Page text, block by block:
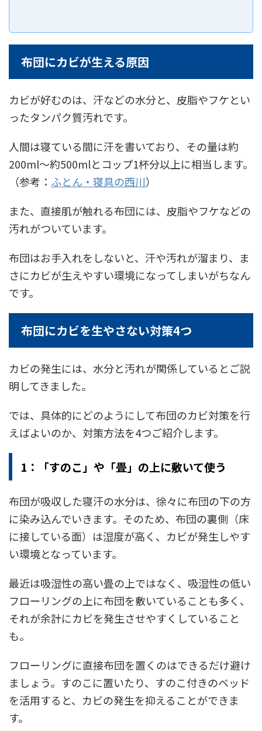
布団にカビが生える原因
カビが好むのは、汗などの水分と、皮脂やフケとい
ったタンパク質汚れです。
人間は寝ている間に汗を書いており、その量は約
200ml〜約500mlとコップ1杯分以上に相当します。
（参考： ふとん・寝具の西川）
また、直接肌が触れる布団には、皮脂やフケなどの
汚れがついています。
布団はお手入れをしないと、汗や汚れが溜まり、ま
さにカビが生えやすい環境になってしまいがちなん
です。
布団にカビを生やさない対策4つ
カビの発生には、水分と汚れが関係しているとご説
明してきました。
では、具体的にどのようにして布団のカビ対策を行
えばよいのか、対策方法を4つご紹介します。
1：「すのこ」や「畳」の上に敷いて使う
布団が吸収した寝汗の水分は、徐々に布団の下の方
に染み込んでいきます。そのため、布団の裏側（床
に接している面）は湿度が高く、カビが発生しやす
い環境となっています。
最近は吸湿性の高い畳の上ではなく、吸湿性の低い
フローリングの上に布団を敷いていることも多く、
それが余計にカビを発生させやすくしていること
も。
フローリングに直接布団を置くのはできるだけ避け
ましょう。すのこに置いたり、すのこ付きのベッド
を活用すると、カビの発生を抑えることができま
す。